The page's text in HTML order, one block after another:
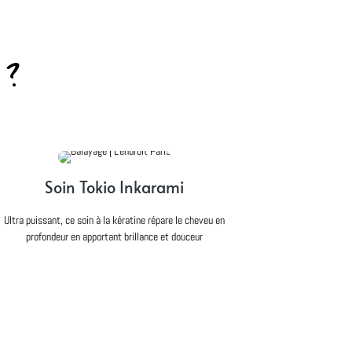
Soin Tokio Inkarami
Ultra puissant, ce soin à la kératine répare le cheveu en
profondeur en apportant brillance et douceur